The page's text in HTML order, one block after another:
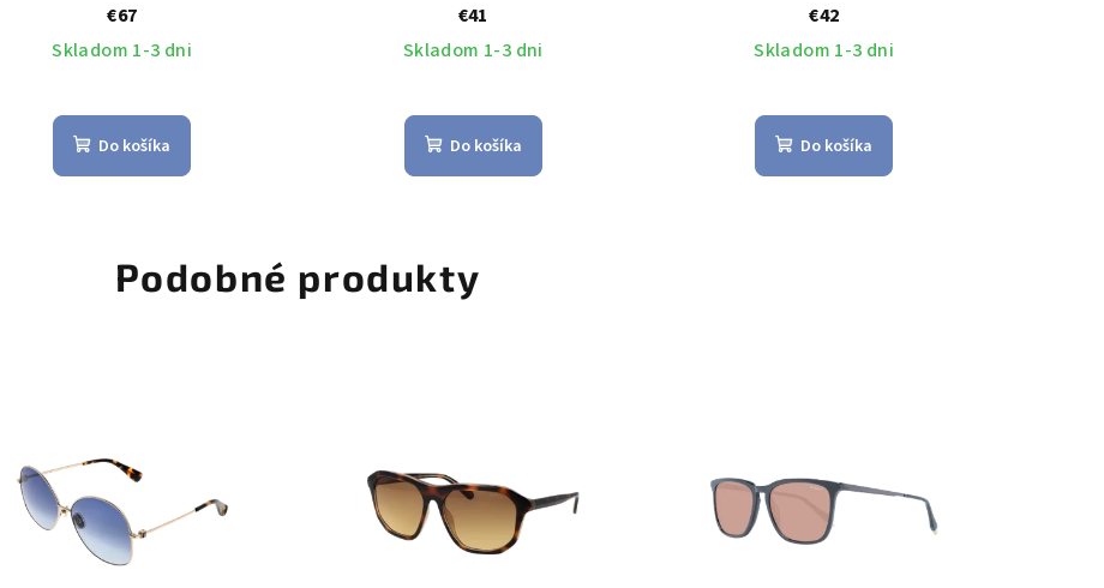
€67
Skladom 1-3 dni
Do košíka
€41
Skladom 1-3 dni
Do košíka
€42
Skladom 1-3 dni
Do košíka
Podobné produkty